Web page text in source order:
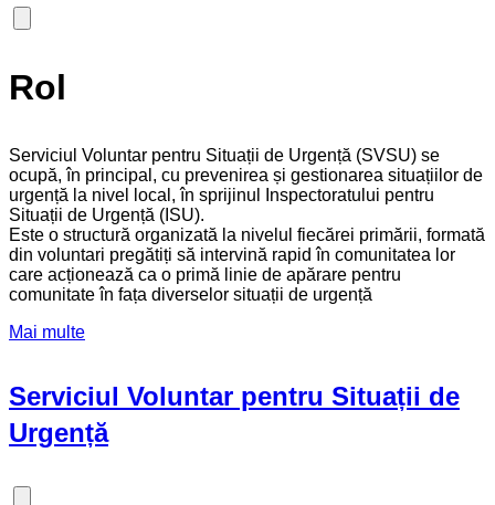
Rol
Serviciul Voluntar pentru Situații de Urgență (SVSU) se
ocupă, în principal, cu prevenirea și gestionarea situațiilor de
urgență la nivel local, în sprijinul Inspectoratului pentru
Situații de Urgență (ISU).
Este o structură organizată la nivelul fiecărei primării, formată
din voluntari pregătiți să intervină rapid în comunitatea lor
care acționează ca o primă linie de apărare pentru
comunitate în fața diverselor situații de urgență
Mai multe
Serviciul Voluntar pentru Situații de
Urgență